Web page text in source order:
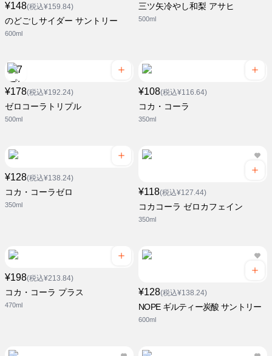
¥148(税込¥159.84)
のどごしサイダー サントリー
600ml
三ツ矢冷やし和梨 アサヒ
500ml
¥178(税込¥192.24)
ゼロコーラトリプル
500ml
¥108(税込¥116.64)
コカ・コーラ
350ml
¥128(税込¥138.24)
コカ・コーラゼロ
350ml
¥118(税込¥127.44)
コカコーラ ゼロカフェイン
350ml
¥198(税込¥213.84)
コカ・コーラ プラス
470ml
¥128(税込¥138.24)
NOPE ギルティー炭酸 サントリー
600ml